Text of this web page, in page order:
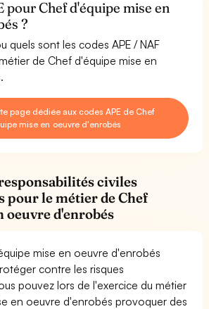
pour Chef d'équipe mise en
?
quels sont les codes APE / NAF
de Chef d'équipe mise en
page dédiée aux codes APE de Chef
mise en oeuvre d'enrobés
civiles
pour le métier de Chef
oeuvre d'enrobés
mise en oeuvre d'enrobés
contre les risques
pouvez lors de l'exercice du métier
en oeuvre d'enrobés provoquer des